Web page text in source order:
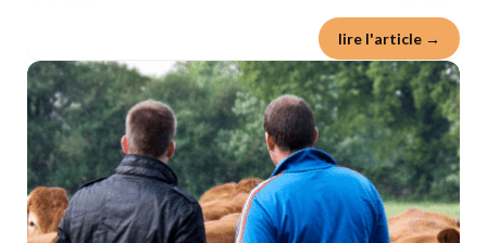
lire l'article →